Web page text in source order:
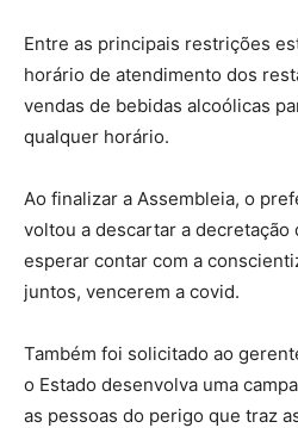
Entre as principais restrições
horário de atendimento dos
vendas de bebidas alcoólicas
qualquer horário.
Ao finalizar a Assembleia, o
voltou a descartar a decretação
esperar contar com a
juntos, vencerem a covid.
Também foi solicitado ao
o Estado desenvolva uma
as pessoas do perigo que traz